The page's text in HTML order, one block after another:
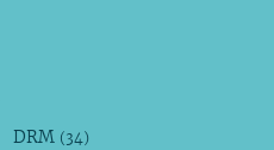
DRM (34)